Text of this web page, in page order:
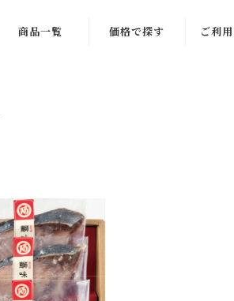
商品一覧
ラーメン一覧
お酒のお供
ご飯のお供
価格で探す ご利